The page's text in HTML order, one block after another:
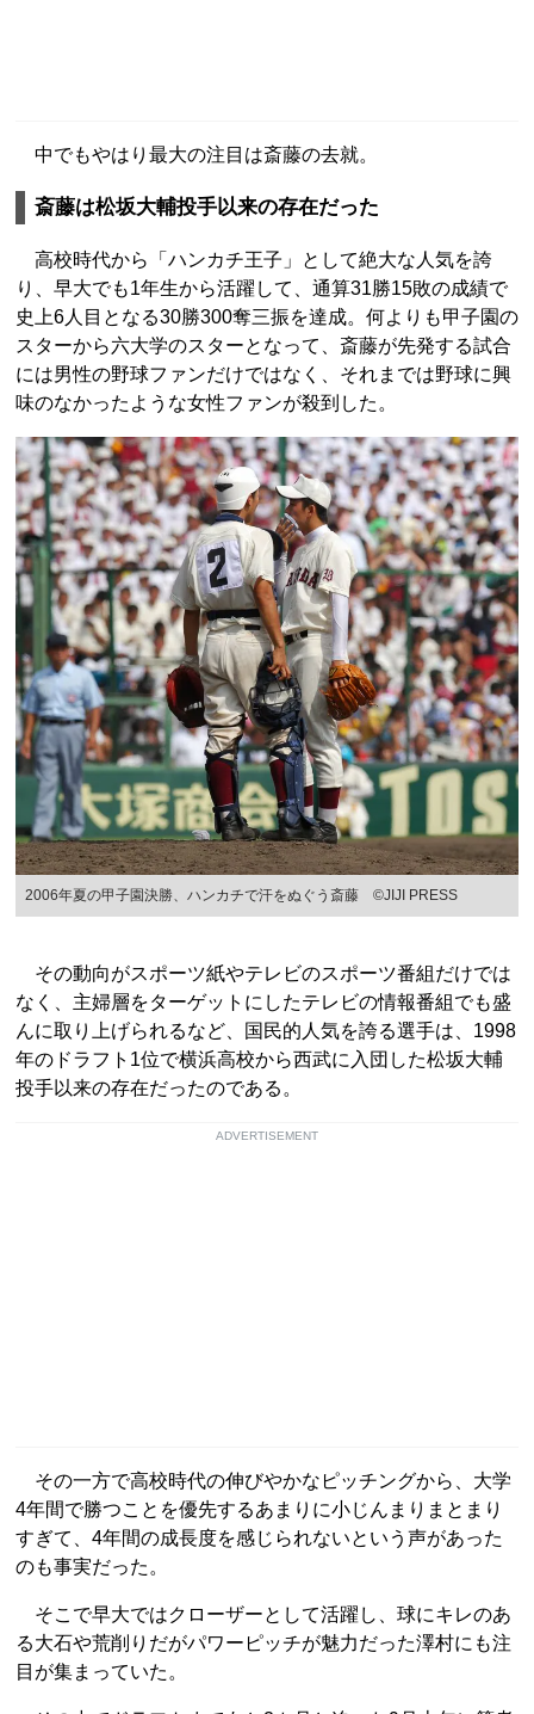
中でもやはり最大の注目は斎藤の去就。
斎藤は松坂大輔投手以来の存在だった
高校時代から「ハンカチ王子」として絶大な人気を誇
り、早大でも1年生から活躍して、通算31勝15敗の成績で
史上6人目となる30勝300奪三振を達成。何よりも甲子園の
スターから六大学のスターとなって、斎藤が先発する試合
には男性の野球ファンだけではなく、それまでは野球に興
味のなかったような女性ファンが殺到した。
2006年夏の甲子園決勝、ハンカチで汗をぬぐう斎藤 ©JIJI PRESS
その動向がスポーツ紙やテレビのスポーツ番組だけでは
なく、主婦層をターゲットにしたテレビの情報番組でも盛
んに取り上げられるなど、国民的人気を誇る選手は、1998
年のドラフト1位で横浜高校から西武に入団した松坂大輔
投手以来の存在だったのである。
ADVERTISEMENT
その一方で高校時代の伸びやかなピッチングから、大学
4年間で勝つことを優先するあまりに小じんまりまとまり
すぎて、4年間の成長度を感じられないという声があった
のも事実だった。
そこで早大ではクローザーとして活躍し、球にキレのあ
る大石や荒削りだがパワーピッチが魅力だった澤村にも注
目が集まっていた。